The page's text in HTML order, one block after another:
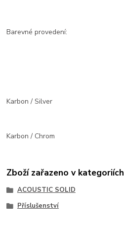
Barevné provedení:
Karbon / Silver
Karbon / Chrom
Zboží zařazeno v kategoriích
ACOUSTIC SOLID
Příslušenství